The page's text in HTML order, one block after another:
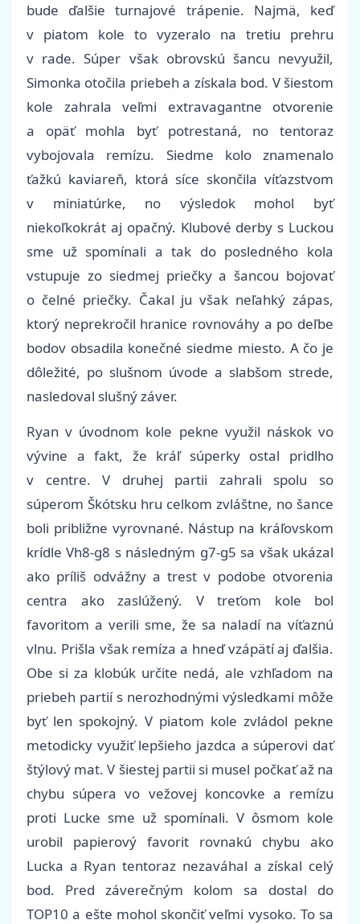
bude ďalšie turnajové trápenie. Najmä, keď
v piatom kole to vyzeralo na tretiu prehru
v rade. Súper však obrovskú šancu nevyužil,
Simonka otočila priebeh a získala bod. V šiestom
kole zahrala veľmi extravagantne otvorenie
a opäť mohla byť potrestaná, no tentoraz
vybojovala remízu. Siedme kolo znamenalo
ťažkú kaviareň, ktorá síce skončila víťazstvom
v miniatúrke, no výsledok mohol byť
niekoľkokrát aj opačný. Klubové derby s Luckou
sme už spomínali a tak do posledného kola
vstupuje zo siedmej priečky a šancou bojovať
o čelné priečky. Čakal ju však neľahký zápas,
ktorý neprekročil hranice rovnováhy a po deľbe
bodov obsadila konečné siedme miesto. A čo je
dôležité, po slušnom úvode a slabšom strede,
nasledoval slušný záver.
Ryan v úvodnom kole pekne využil náskok vo
vývine a fakt, že kráľ súperky ostal pridlho
v centre. V druhej partii zahrali spolu so
súperom Škótsku hru celkom zvláštne, no šance
boli približne vyrovnané. Nástup na kráľovskom
krídle Vh8-g8 s následným g7-g5 sa však ukázal
ako príliš odvážny a trest v podobe otvorenia
centra ako zaslúžený. V treťom kole bol
favoritom a verili sme, že sa naladí na víťaznú
vlnu. Prišla však remíza a hneď vzápätí aj ďalšia.
Obe si za klobúk určite nedá, ale vzhľadom na
priebeh partií s nerozhodnými výsledkami môže
byť len spokojný. V piatom kole zvládol pekne
metodicky využiť lepšieho jazdca a súperovi dať
štýlový mat. V šiestej partii si musel počkať až na
chybu súpera vo vežovej koncovke a remízu
proti Lucke sme už spomínali. V ôsmom kole
urobil papierový favorit rovnakú chybu ako
Lucka a Ryan tentoraz nezaváhal a získal celý
bod. Pred záverečným kolom sa dostal do
TOP10 a ešte mohol skončiť veľmi vysoko. To sa